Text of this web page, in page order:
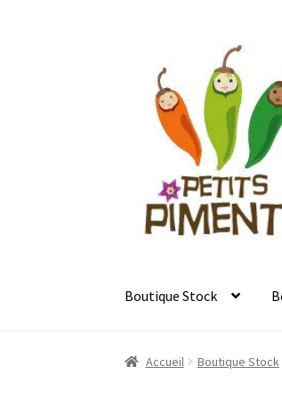
navigation
contenu
Boutique Stock
Accueil Boutique Stock